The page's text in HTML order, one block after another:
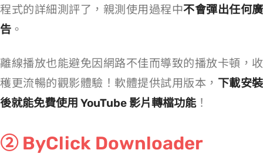
程式的詳細測評了，親測使用過程中不會彈出任何廣
告 。
離線播放也能避免因網路不佳而導致的播放卡頓，收
穫更流暢的觀影體驗！軟體提供試用版本， 下載安裝
後就能免費使用 YouTube 影片轉檔功能！
② ByClick Downloader